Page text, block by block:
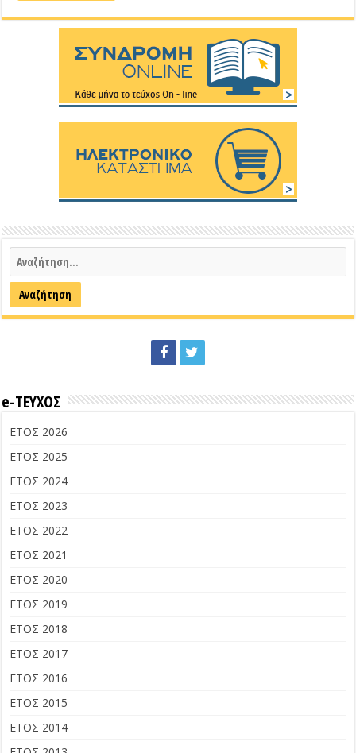
e-ΤΕΥΧΟΣ
ΕΤΟΣ 2026
ΕΤΟΣ 2025
ΕΤΟΣ 2024
ΕΤΟΣ 2023
ΕΤΟΣ 2022
ΕΤΟΣ 2021
ΕΤΟΣ 2020
ΕΤΟΣ 2019
ΕΤΟΣ 2018
ΕΤΟΣ 2017
ΕΤΟΣ 2016
ΕΤΟΣ 2015
ΕΤΟΣ 2014